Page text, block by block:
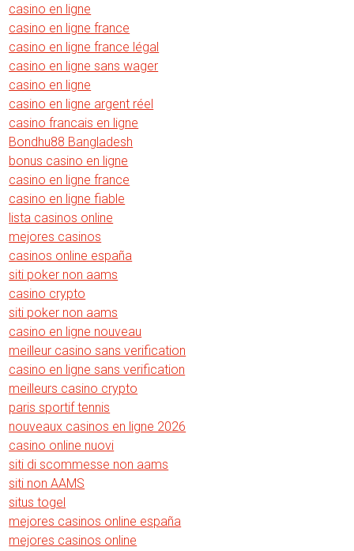
casino en ligne
casino en ligne france
casino en ligne france légal
casino en ligne sans wager
casino en ligne
casino en ligne argent réel
casino francais en ligne
Bondhu88 Bangladesh
bonus casino en ligne
casino en ligne france
casino en ligne fiable
lista casinos online
mejores casinos
casinos online españa
siti poker non aams
casino crypto
siti poker non aams
casino en ligne nouveau
meilleur casino sans verification
casino en ligne sans verification
meilleurs casino crypto
paris sportif tennis
nouveaux casinos en ligne 2026
casino online nuovi
siti di scommesse non aams
siti non AAMS
situs togel
mejores casinos online españa
mejores casinos online